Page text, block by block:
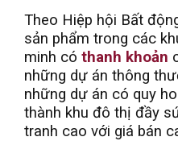
Theo Hiệp hội Bất
sản phẩm trong các
minh có thanh khoản
những dự án thông
những dự án có quy
thành khu đô thị đầy
tranh cao với giá bán